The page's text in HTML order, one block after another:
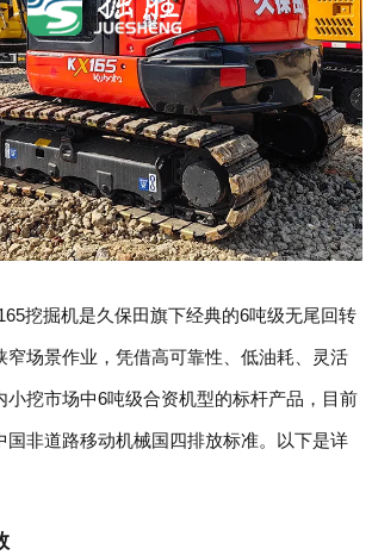
挖掘机是久保田旗下经典的6吨级无尾回转
窄场景作业，凭借高可靠性、低油耗、灵活
小挖市场中6吨级合资机型的标杆产品，目前
国非道路移动机械国四排放标准。以下是详